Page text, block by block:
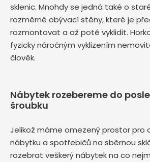
sklenic. Mnohdy se jedná také o
rozměrné obývací stěny, které je
rozmontovat a až poté vyklidit.
fyzicky náročným vyklizením
člověk.
Nábytek rozebereme do
šroubku
Jelikož máme omezený prostor pro
nábytku a spotřebičů na sběrnou
rozebrat veškerý nábytek na co